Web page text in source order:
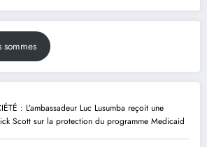
: L’ambassadeur Luc Lusumba reçoit une
Scott sur la protection du programme Medicaid